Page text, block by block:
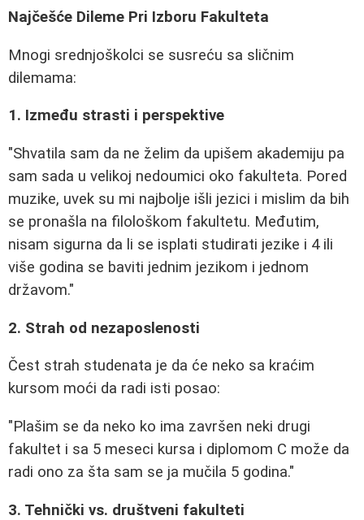
Najčešće Dileme Pri Izboru Fakulteta
Mnogi srednjoškolci se susreću sa sličnim
dilemama:
1. Između strasti i perspektive
"Shvatila sam da ne želim da upišem akademiju pa
sam sada u velikoj nedoumici oko fakulteta. Pored
muzike, uvek su mi najbolje išli jezici i mislim da bih
se pronašla na filološkom fakultetu. Međutim,
nisam sigurna da li se isplati studirati jezike i 4 ili
više godina se baviti jednim jezikom i jednom
državom."
2. Strah od nezaposlenosti
Čest strah studenata je da će neko sa kraćim
kursom moći da radi isti posao:
"Plašim se da neko ko ima završen neki drugi
fakultet i sa 5 meseci kursa i diplomom C može da
radi ono za šta sam se ja mučila 5 godina."
3. Tehnički vs. društveni fakulteti